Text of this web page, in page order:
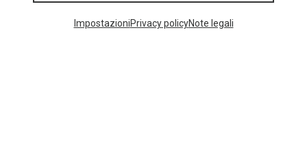
Categories speciali
ImpostazioniPrivacy policyNote legali